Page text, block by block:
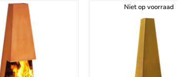
Niet op voorraad